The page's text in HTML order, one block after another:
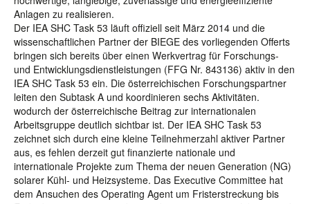
Anlagen zu realisieren.
Der IEA SHC Task 53 läuft offiziell seit März 2014 und die
wissenschaftlichen Partner der BIEGE des vorliegenden Offerts
bringen sich bereits über einen Werkvertrag für Forschungs-
und Entwicklungsdienstleistungen (FFG Nr. 843136) aktiv in den
IEA SHC Task 53 ein. Die österreichischen Forschungspartner
leiten den Subtask A und koordinieren sechs Aktivitäten.
wodurch der österreichische Beitrag zur internationalen
Arbeitsgruppe deutlich sichtbar ist. Der IEA SHC Task 53
zeichnet sich durch eine kleine Teilnehmerzahl aktiver Partner
aus, es fehlen derzeit gut finanzierte nationale und
internationale Projekte zum Thema der neuen Generation (NG)
solarer Kühl- und Heizsysteme. Das Executive Committee hat
dem Ansuchen des Operating Agent um Fristerstreckung bis